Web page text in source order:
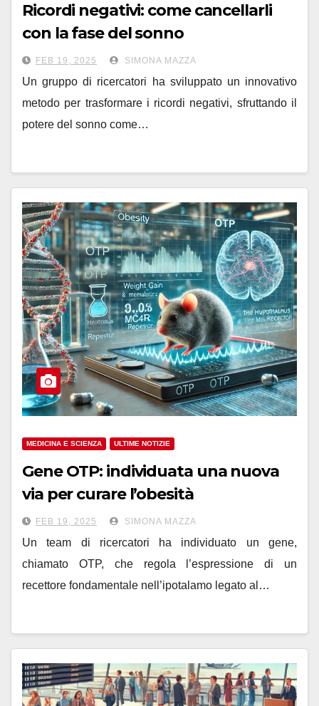
Ricordi negativi: come cancellarli
con la fase del sonno
FEB 19, 2025 SIMONA MAZZA
Un gruppo di ricercatori ha sviluppato un innovativo
metodo per trasformare i ricordi negativi, sfruttando il
potere del sonno come…
MEDICINA E SCIENZA ULTIME NOTIZIE
Gene OTP: individuata una nuova
via per curare l’obesità
FEB 19, 2025 SIMONA MAZZA
Un team di ricercatori ha individuato un gene,
chiamato OTP, che regola l’espressione di un
recettore fondamentale nell’ipotalamo legato al…